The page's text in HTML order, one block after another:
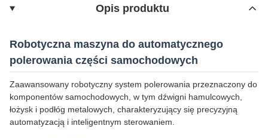
Opis produktu
Robotyczna maszyna do automatycznego
polerowania części samochodowych
Zaawansowany robotyczny system polerowania przeznaczony do
komponentów samochodowych, w tym dźwigni hamulcowych,
łożysk i podłóg metalowych, charakteryzujący się precyzyjną
automatyzacją i inteligentnym sterowaniem.